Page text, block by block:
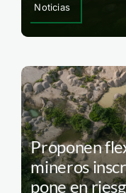
Noticias
Proponen
mineros
pone en